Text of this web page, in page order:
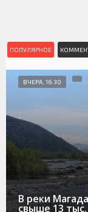
ПОПУЛЯРНОЕ
В реки
свыше 13
ВЧЕРА, 16:30